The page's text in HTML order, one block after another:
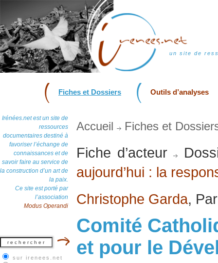
un site de
Fiches et Dossiers Outils d’analyses
Irénées.net est un site de
ressources
documentaires destiné à
favoriser l’échange de
connaissances et de
savoir faire au service de
la construction d’un art de
la paix.
Ce site est porté par
l’association
Modus Operandi
sur irenees.net
Accueil Fiches et
Fiche d’acteur
aujourd’hui : la
Christophe Garda,
Comité
et pour le